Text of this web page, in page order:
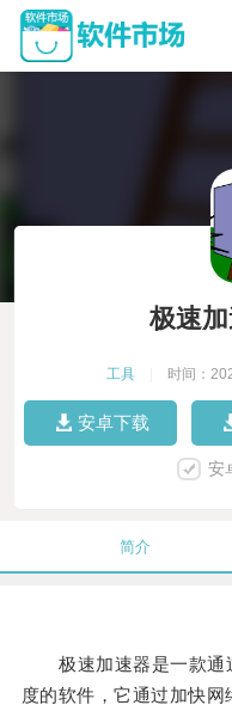
极速
工具 时间：
安卓下载
安
简介
极速加速器是一款通
度的软件，它通过加快